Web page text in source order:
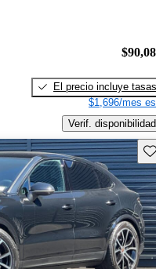
El precio incluye tasas
$1,696/mes
Verif. disponibilidad